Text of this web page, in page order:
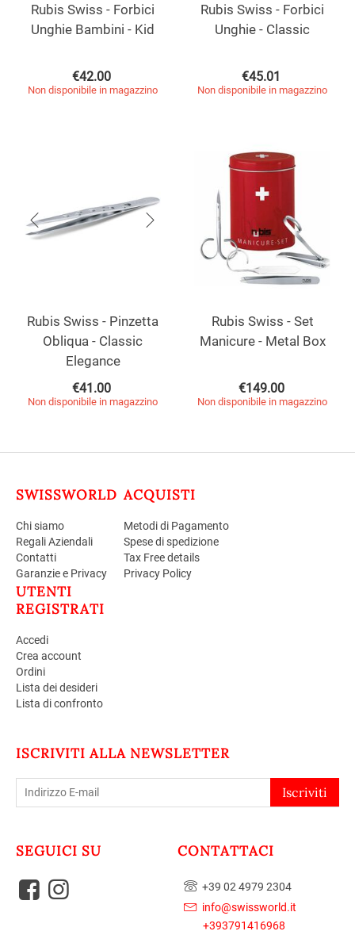
Rubis Swiss - Forbici
Unghie Bambini - Kid
€42.00
Non disponibile in magazzino
Rubis Swiss - Forbici
Unghie - Classic
€45.01
Non disponibile in magazzino
Rubis Swiss - Pinzetta
Obliqua - Classic
Elegance
€41.00
Non disponibile in magazzino
Rubis Swiss - Set
Manicure - Metal Box
€149.00
Non disponibile in magazzino
SWISSWORLD
Chi siamo
Regali Aziendali
Contatti
Garanzie e Privacy
ACQUISTI
Metodi di Pagamento
Spese di spedizione
Tax Free details
Privacy Policy
UTENTI
REGISTRATI
Accedi
Crea account
Ordini
Lista dei desideri
Lista di confronto
ISCRIVITI ALLA NEWSLETTER
Iscriviti
SEGUICI SU CONTATTACI
+39 02 4979 2304
info@swissworld.it
+393791416968